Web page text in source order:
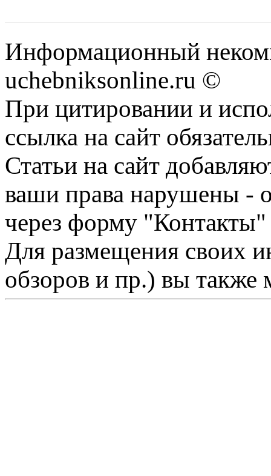
Информационный
uchebniksonline.ru ©
При цитировании и
ссылка на сайт
Статьи на сайт
ваши права нарушены -
через форму "Контакты"
Для размещения своих
обзоров и пр.) вы также